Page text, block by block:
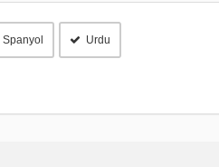
Spanyol Urdu